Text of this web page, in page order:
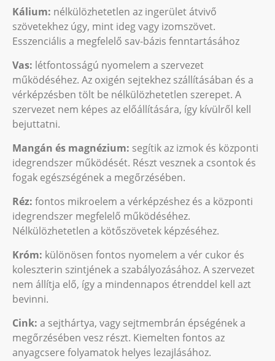
Kálium: nélkülözhetetlen az ingerület átvivő
szövetekhez úgy, mint ideg vagy izomszövet.
Esszenciális a megfelelő sav-bázis fenntartásához
Vas: létfontosságú nyomelem a szervezet
működéséhez. Az oxigén sejtekhez szállításában és a
vérképzésben tölt be nélkülözhetetlen szerepet. A
szervezet nem képes az előállítására, így kívülről kell
bejuttatni.
Mangán és magnézium: segítik az izmok és központi
idegrendszer működését. Részt vesznek a csontok és
fogak egészségének a megőrzésében.
Réz: fontos mikroelem a vérképzéshez és a központi
idegrendszer megfelelő működéséhez.
Nélkülözhetetlen a kötőszövetek képzéséhez.
Króm: különösen fontos nyomelem a vér cukor és
koleszterin szintjének a szabályozásához. A szervezet
nem állítja elő, így a mindennapos étrenddel kell azt
bevinni.
Cink: a sejthártya, vagy sejtmembrán épségének a
megőrzésében vesz részt. Kiemelten fontos az
anyagcsere folyamatok helyes lezajlásához.